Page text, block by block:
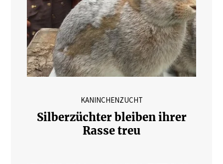
KANINCHENZUCHT
Silberzüchter bleiben ihrer
Rasse treu